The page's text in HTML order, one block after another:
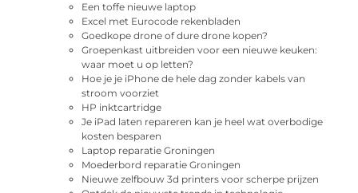
Een toffe nieuwe laptop
Excel met Eurocode rekenbladen
Goedkope drone of dure drone kopen?
Groepenkast uitbreiden voor een nieuwe keuken:
waar moet u op letten?
Hoe je je iPhone de hele dag zonder kabels van
stroom voorziet
HP inktcartridge
Je iPad laten repareren kan je heel wat overbodige
kosten besparen
Laptop reparatie Groningen
Moederbord reparatie Groningen
Nieuwe zelfbouw 3d printers voor scherpe prijzen